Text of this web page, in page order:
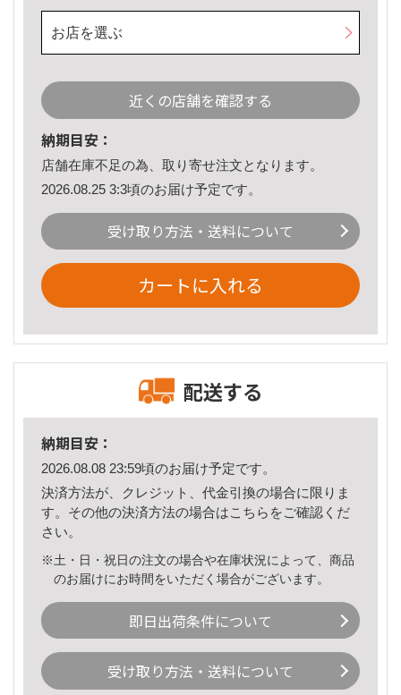
お店を選ぶ
近くの店舗を確認する
納期目安：
店舗在庫不足の為、取り寄せ注文となります。
2026.08.25 3:3頃のお届け予定です。
受け取り方法・送料について
カートに入れる
配送する
納期目安：
2026.08.08 23:59頃のお届け予定です。
決済方法が、クレジット、代金引換の場合に限りま
す。その他の決済方法の場合はこちら をご確認くだ
さい。
※土・日・祝日の注文の場合や在庫状況によって、商品
のお届けにお時間をいただく場合がございます。
即日出荷条件について
受け取り方法・送料について